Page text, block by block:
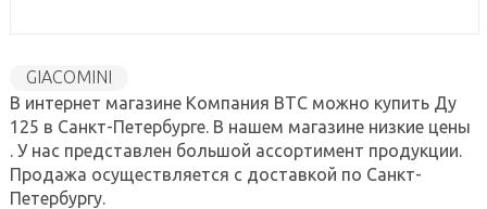
GIACOMINI
В интернет магазине Компания ВТС можно купить Ду
125 в Санкт-Петербурге. В нашем магазине низкие цены
. У нас представлен большой ассортимент продукции.
Продажа осуществляется с доставкой по Санкт-
Петербургу.